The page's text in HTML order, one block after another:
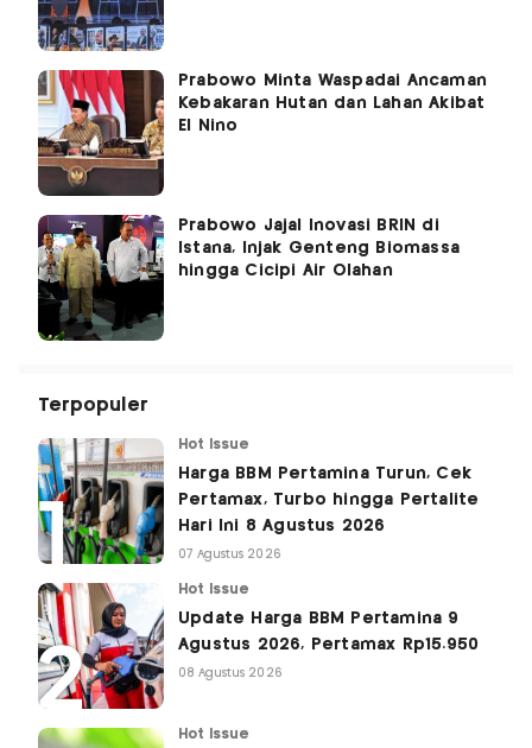
Prabowo Minta Waspadai Ancaman
Kebakaran Hutan dan Lahan Akibat
El Nino
Prabowo Jajal Inovasi BRIN di
Istana, Injak Genteng Biomassa
hingga Cicipi Air Olahan
Terpopuler
Hot Issue
Harga BBM Pertamina Turun, Cek
Pertamax, Turbo hingga Pertalite
Hari Ini 8 Agustus 2026
07 Agustus 2026
Hot Issue
Update Harga BBM Pertamina 9
Agustus 2026, Pertamax Rp15.950
08 Agustus 2026
Hot Issue